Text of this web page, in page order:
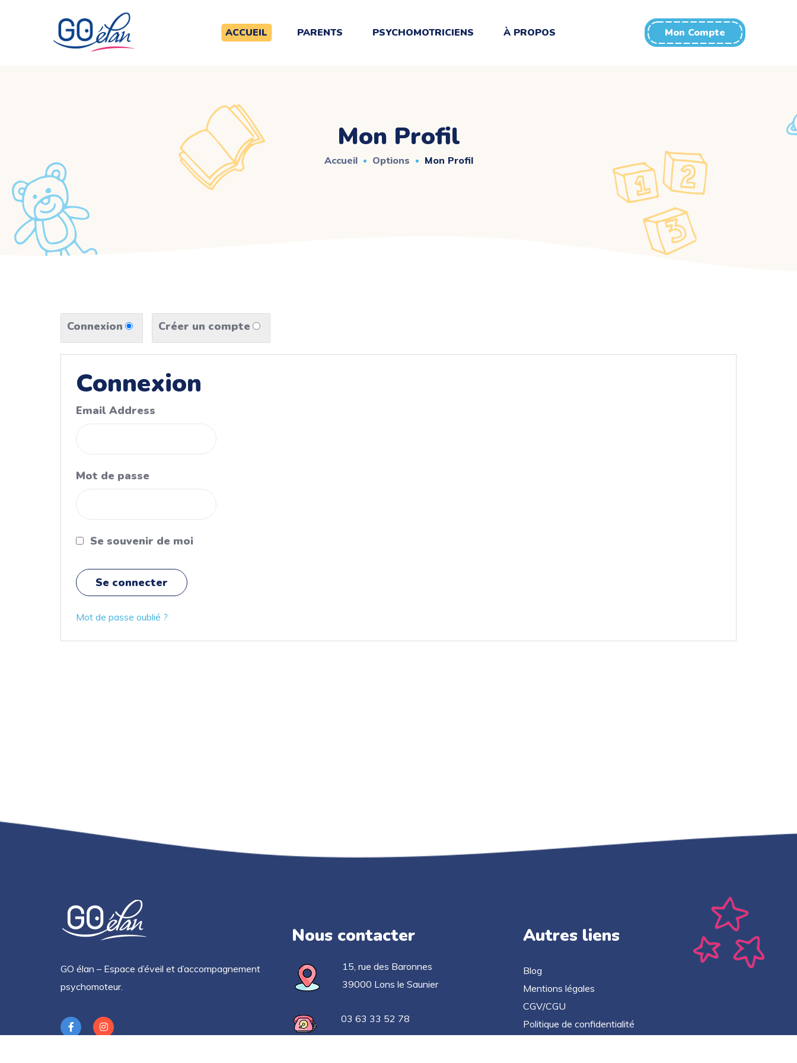
ACCUEIL PARENTS PSYCHOMOTRICIENS À PROPOS Mon Compte
Mon Profil
Accueil Options Mon Profil
Connexion Créer un compte
Connexion
Email Address
Mot de passe
Se souvenir de moi
Mot de passe oublié ?
GO élan – Espace d’éveil et d’accompagnement
psychomoteur.
Nous contacter
15, rue des Baronnes
39000 Lons le Saunier
03 63 33 52 78
Autres liens
Blog
Mentions légales
CGV/CGU
Politique de confidentialité